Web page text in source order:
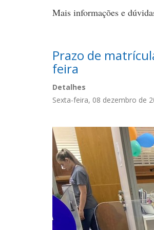
Mais informações e
Prazo de
feira
Detalhes
Sexta-feira, 08 dezembro de